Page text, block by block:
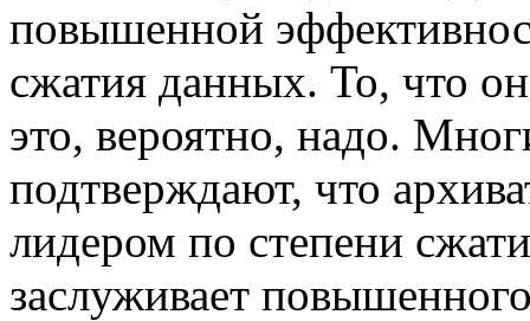
повышенной
сжатия данных. То, что
это, вероятно, надо.
подтверждают, что
лидером по степени
заслуживает